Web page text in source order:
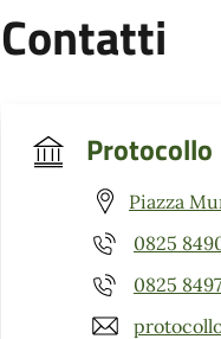
Contatti
Protocollo
Piazza
0825
0825